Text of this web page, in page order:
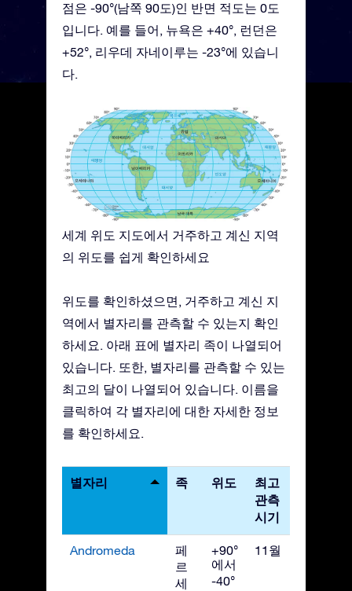
점은 -90°(남쪽 90도)인 반면 적도는 0도
입니다. 예를 들어, 뉴욕은 +40°, 런던은
+52°, 리우데 자네이루는 -23°에 있습니
다.
세계 위도 지도에서 거주하고 계신 지역
의 위도를 쉽게 확인하세요
위도를 확인하셨으면, 거주하고 계신 지
역에서 별자리를 관측할 수 있는지 확인
하세요. 아래 표에 별자리 족이 나열되어
있습니다. 또한, 별자리를 관측할 수 있는
최고의 달이 나열되어 있습니다. 이름을
클릭하여 각 별자리에 대한 자세한 정보
를 확인하세요.
별자리 족 위도
최고
관측
시기
Andromeda
페
르
세
+90°
에서
-40°
11월